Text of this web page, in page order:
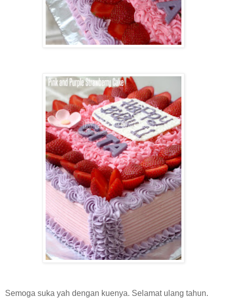
Semoga suka yah dengan kuenya. Selamat ulang tahun.